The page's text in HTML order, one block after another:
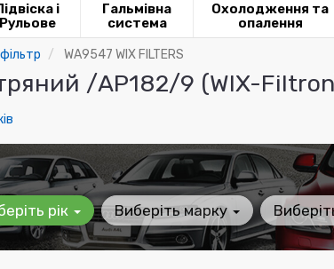
і
Рульове
Гальмівна
система
Охолодження та
опалення
WA9547 WIX FILTERS
/AP182/9 (WIX-
рік Виберіть марку